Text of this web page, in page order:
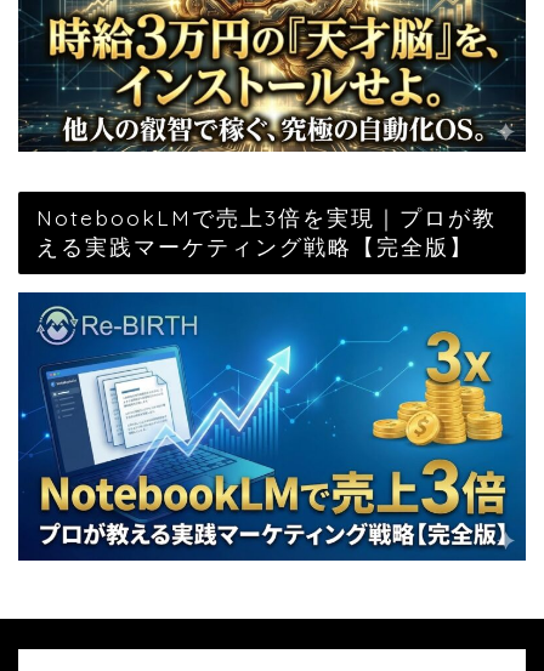
NotebookLMで売上3倍を実現｜プロが教
える実践マーケティング戦略【完全版】